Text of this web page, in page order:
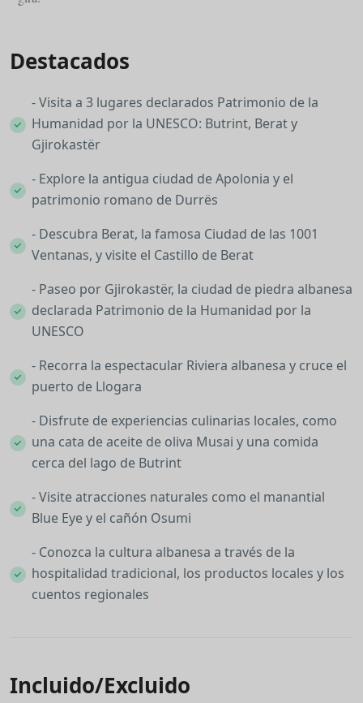
Destacados
- Visita a 3 lugares declarados Patrimonio de la
Humanidad por la UNESCO: Butrint, Berat y
Gjirokastër
- Explore la antigua ciudad de Apolonia y el
patrimonio romano de Durrës
- Descubra Berat, la famosa Ciudad de las 1001
Ventanas, y visite el Castillo de Berat
- Paseo por Gjirokastër, la ciudad de piedra albanesa
declarada Patrimonio de la Humanidad por la
UNESCO
- Recorra la espectacular Riviera albanesa y cruce el
puerto de Llogara
- Disfrute de experiencias culinarias locales, como
una cata de aceite de oliva Musai y una comida
cerca del lago de Butrint
- Visite atracciones naturales como el manantial
Blue Eye y el cañón Osumi
- Conozca la cultura albanesa a través de la
hospitalidad tradicional, los productos locales y los
cuentos regionales
Incluido/Excluido